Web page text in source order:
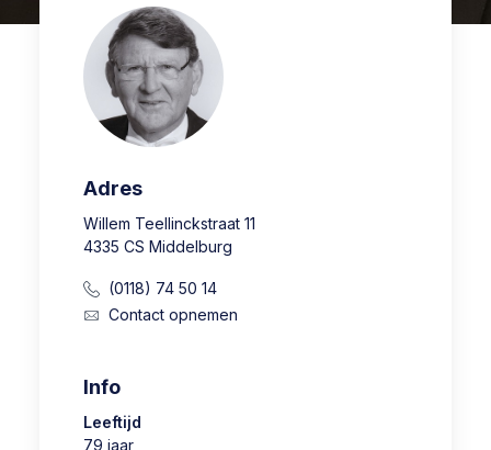
Adres
Willem Teellinckstraat 11
4335 CS Middelburg
(0118) 74 50 14
Contact opnemen
Info
Leeftijd
79 jaar